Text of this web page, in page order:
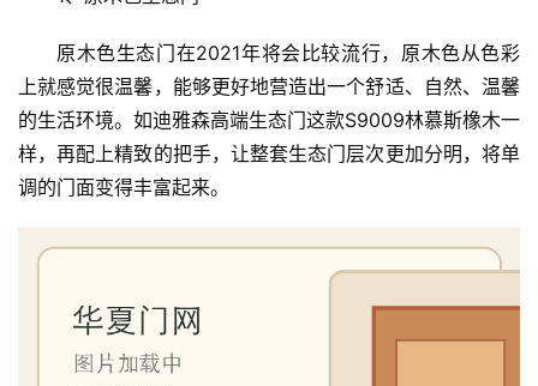
门
庭
院
门
原木色生态门在2021年将会比较流行，原木色从色彩
上就感觉很温馨，能够更好地营造出一个舒适、自然、温馨
的生活环境。如迪雅森高端生态门这款S9009林慕斯橡木一
样，再配上精致的把手，让整套生态门层次更加分明，将单
调的门面变得丰富起来。